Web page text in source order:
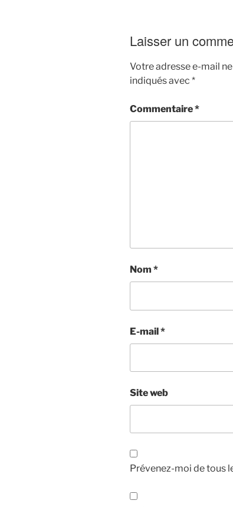
Laisser un
Votre adresse e-mail
indiqués avec *
Commentaire*
Nom *
E-mail*
Site web
Prévenez-moi de tous